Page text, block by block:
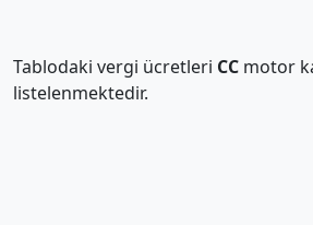
Tablodaki vergi ücretleri CC motor
listelenmektedir.